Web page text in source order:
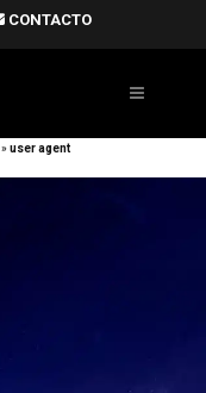
CONTACTO
»user agent